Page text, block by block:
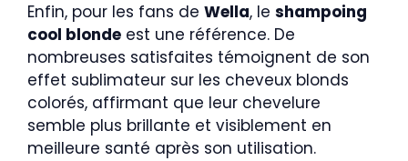
Enfin, pour les fans de Wella, le shampoing
cool blonde est une référence. De
nombreuses satisfaites témoignent de son
effet sublimateur sur les cheveux blonds
colorés, affirmant que leur chevelure
semble plus brillante et visiblement en
meilleure santé après son utilisation.